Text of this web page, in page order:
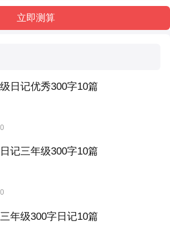
日记优秀300字10篇
记三年级300字10篇
年级300字日记10篇